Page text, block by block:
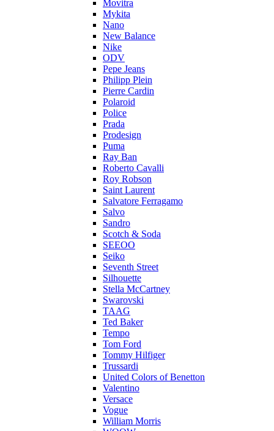
Movitra
Mykita
Nano
New Balance
Nike
ODV
Pepe Jeans
Philipp Plein
Pierre Cardin
Polaroid
Police
Prada
Prodesign
Puma
Ray Ban
Roberto Cavalli
Roy Robson
Saint Laurent
Salvatore Ferragamo
Salvo
Sandro
Scotch & Soda
SEEOO
Seiko
Seventh Street
Silhouette
Stella McCartney
Swarovski
TAAG
Ted Baker
Tempo
Tom Ford
Tommy Hilfiger
Trussardi
United Colors of Benetton
Valentino
Versace
Vogue
William Morris